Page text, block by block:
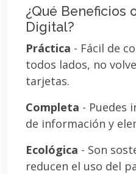
¿Qué Beneficios
Digital?
Práctica - Fácil de
todos lados, no
tarjetas.
Completa - Puedes
de información y
Ecológica - Son
reducen el uso del